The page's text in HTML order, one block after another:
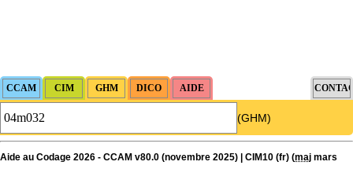
(GHM)
Aide au Codage 2026 - CCAM v80.0 (novembre 2025) | CIM10 (fr) (maj mars